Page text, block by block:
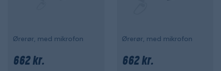
Ørerør, med mikrofon
662 kr.
Ørerør, med mikrofon
662 kr.